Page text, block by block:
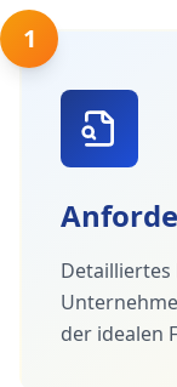
1
der idealen